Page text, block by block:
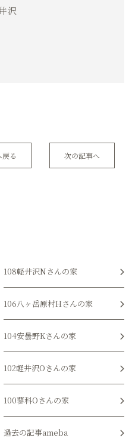
沢
る 次の記事へ
108軽井沢Nさんの家
106八ヶ岳原村Hさんの家
104安曇野Kさんの家
102軽井沢Oさんの家
100蓼科Oさんの家
過去の記事ameba